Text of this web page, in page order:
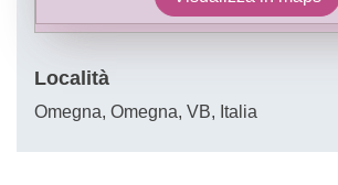
Località
Omegna, Omegna, VB, Italia